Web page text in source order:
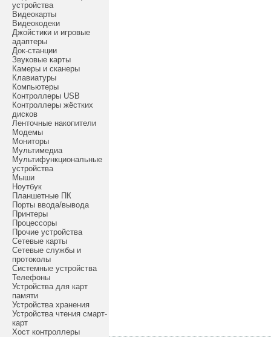
устройства
Видеокарты
Видеокодеки
Джойстики и игровые
адаптеры
Док-станции
Звуковые карты
Камеры и сканеры
Клавиатуры
Компьютеры
Контроллеры USB
Контроллеры жёстких
дисков
Ленточные накопители
Модемы
Мониторы
Мультимедиа
Мультифункциональные
устройства
Мыши
Ноутбук
Планшетные ПК
Порты ввода/вывода
Принтеры
Процессоры
Прочие устройства
Сетевые карты
Сетевые службы и
протоколы
Системные устройства
Телефоны
Устройства для карт
памяти
Устройства хранения
Устройства чтения смарт-
карт
Хост контроллеры